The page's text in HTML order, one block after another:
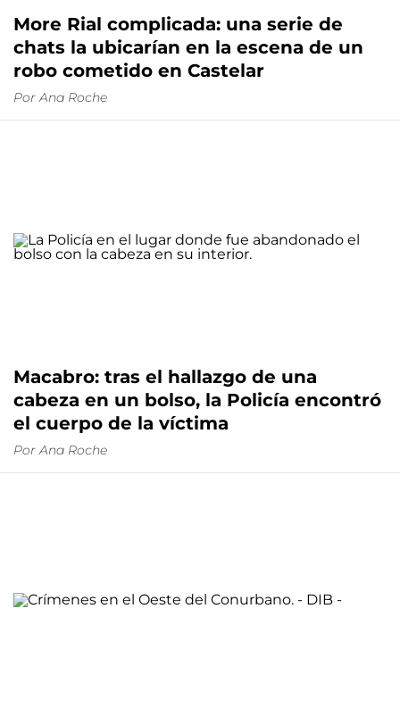
More Rial complicada: una serie de
chats la ubicarían en la escena de un
robo cometido en Castelar
Por Ana Roche
Macabro: tras el hallazgo de una
cabeza en un bolso, la Policía encontró
el cuerpo de la víctima
Por Ana Roche